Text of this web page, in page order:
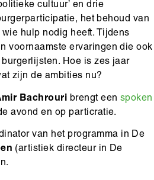
cultuur’ en drie
het behoud van
hulp nodig heeft. Tijdens
voornaamste ervaringen die ook
Hoe is zes jaar
zijn de ambities nu?
Bachrouri brengt eenspoken
avond en op particratie.
van het programma in De
(artistiek directeur in De